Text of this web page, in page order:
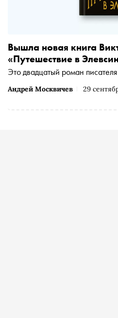
Андрей Москвичев 29
Вышла новая книга
«Путешествие в
Это двадцатый роман писателя